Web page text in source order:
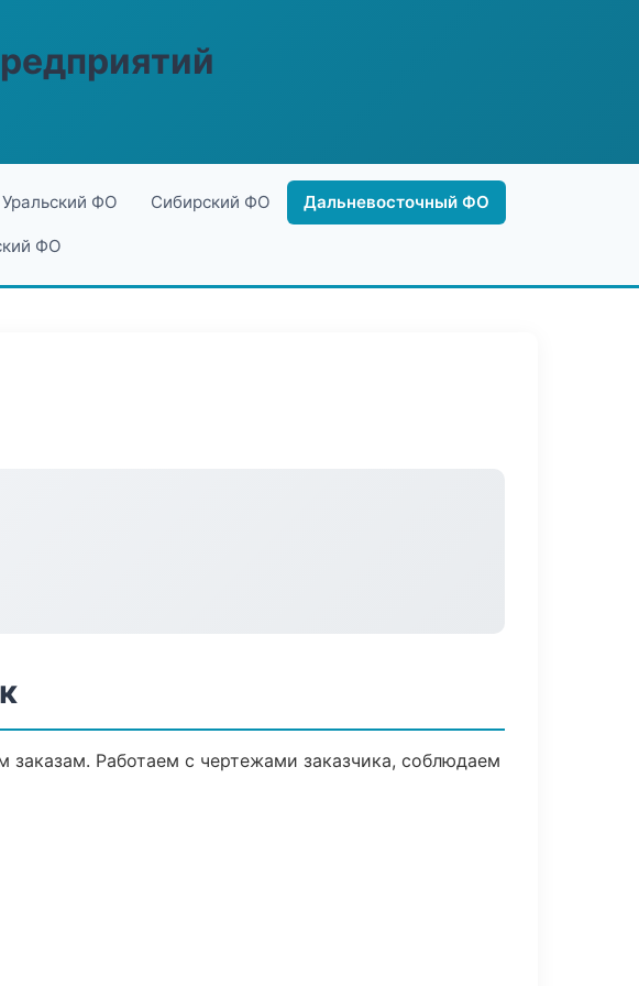
Уральский ФО Сибирский ФО Дальневосточный ФО
ФО
Работаем с чертежами заказчика, соблюдаем